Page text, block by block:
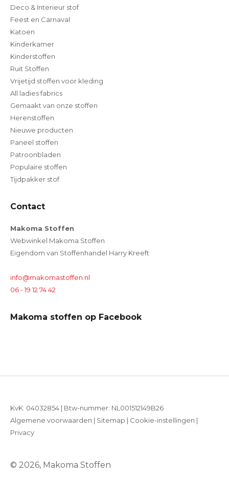
Deco & Interieur stof
Feest en Carnaval
Katoen
Kinderkamer
Kinderstoffen
Ruit Stoffen
Vrijetijd stoffen voor kleding
All ladies fabrics
Gemaakt van onze stoffen
Herenstoffen
Nieuwe producten
Paneel stoffen
Patroonbladen
Populaire stoffen
Tijdpakker stof
Contact
Makoma Stoffen
Webwinkel Makoma Stoffen
Eigendom van Stoffenhandel Harry Kreeft
info@makomastoffen.nl
06 - 19 12 74 42
Makoma stoffen op Facebook
© 2026, Makoma Stoffen
KvK: 04032854 | Btw-nummer: NL001512149B26
Algemene voorwaarden | Sitemap | Cookie-instellingen |
Privacy